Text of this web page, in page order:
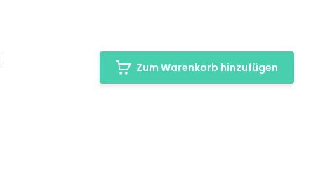
Zum Warenkorb hinzufügen